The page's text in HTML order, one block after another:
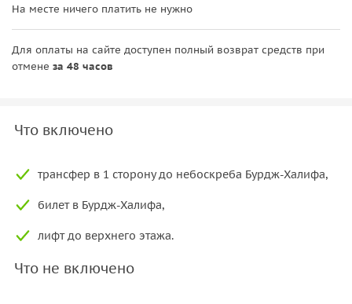
На месте ничего платить не нужно
Для оплаты на сайте доступен полный возврат средств при
отмене за 48 часов
Что включено
трансфер в 1 сторону до небоскреба Бурдж-Халифа,
билет в Бурдж-Халифа,
лифт до верхнего этажа.
Что не включено